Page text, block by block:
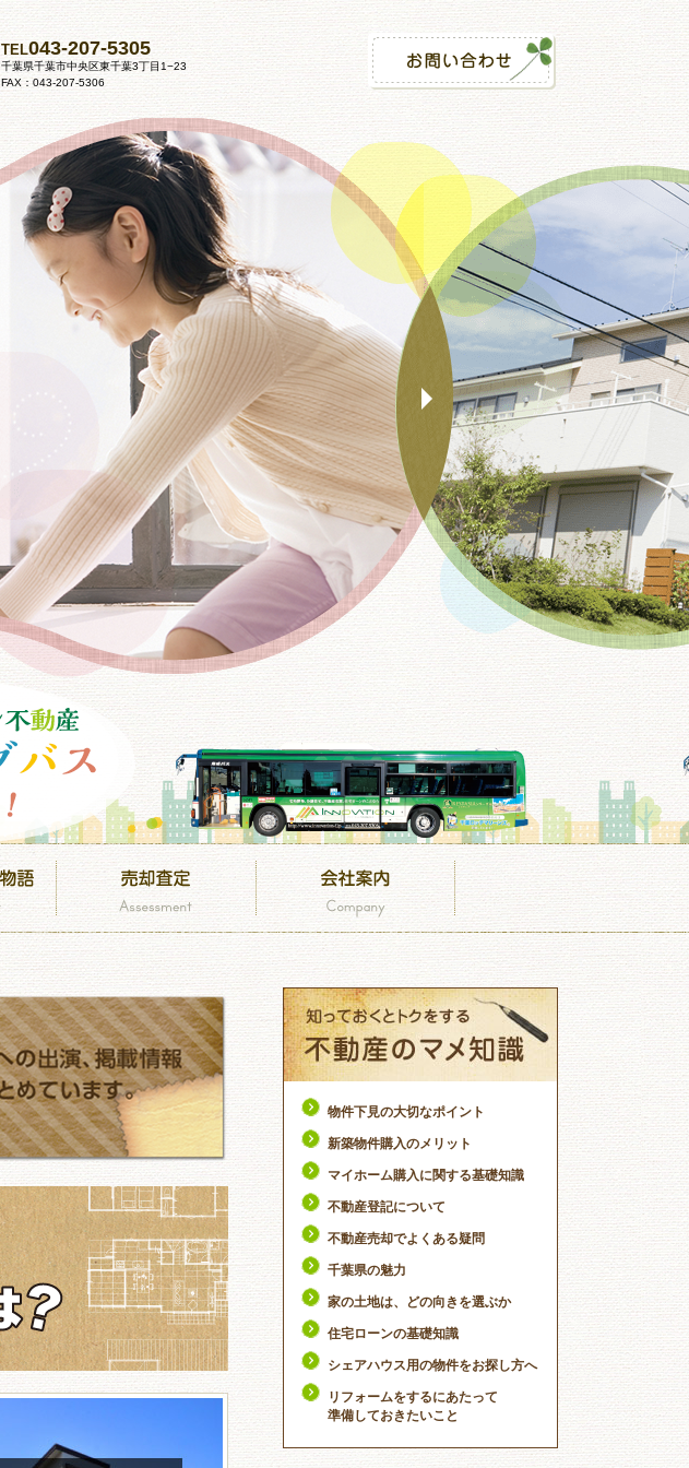
TEL043-207-5305
千葉県千葉市中央区東千葉3丁目1−23
FAX：043-207-5306
物件下見の大切なポイント
新築物件購入のメリット
マイホーム購入に関する基礎知識
不動産登記について
不動産売却でよくある疑問
千葉県の魅力
家の土地は、どの向きを選ぶか
住宅ローンの基礎知識
シェアハウス用の物件をお探し方へ
リフォームをするにあたって
準備しておきたいこと